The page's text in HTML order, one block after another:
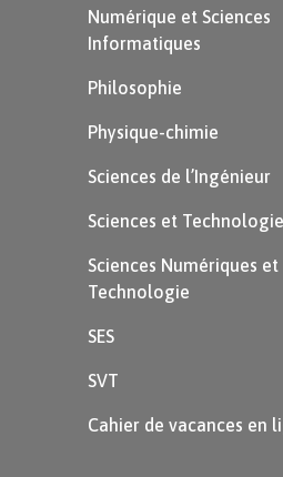
Numérique et Sciences
Informatiques
Philosophie
Physique-chimie
Sciences de l’Ingénieur
Sciences et Technologie
Sciences Numériques et
Technologie
SES
SVT
Cahier de vacances en